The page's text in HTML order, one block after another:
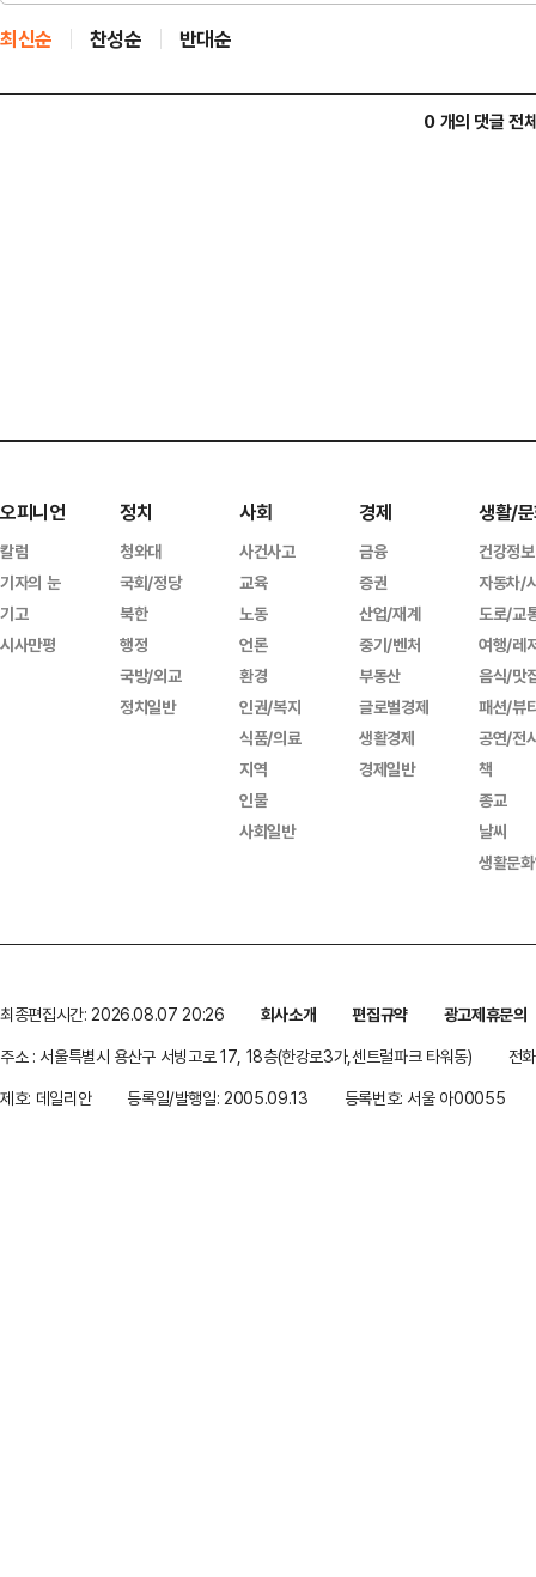
최신순 찬성순 반대순
0 개의 댓글 전
오피니언
칼럼
기자의 눈
기고
시사만평
정치
청와대
국회/정당
북한
행정
국방/외교
정치일반
사회
사건사고
교육
노동
언론
환경
인권/복지
식품/의료
지역
인물
사회일반
경제
금융
증권
산업/재계
중기/벤처
부동산
글로벌경제
생활경제
경제일반
생활/
건강정보
자동차/
도로/교
여행/레
음식/맛
패션/뷰
공연/전
책
종교
날씨
생활문
최종편집시간: 2026.08.07 20:26 회사소개 편집규약
광고제휴문의
주소 : 서울특별시 용산구 서빙고로 17, 18층(한강로3가,센트럴파크 타워동)
전
제호: 데일리안
등록일/발행일: 2005.09.13 등록번호: 서울 아00055